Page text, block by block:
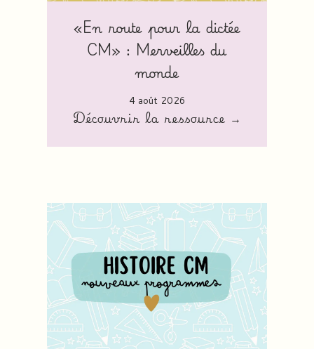
«En route pour la dictée
CM» : Merveilles du
monde
4 août 2026
Découvrir la ressource →